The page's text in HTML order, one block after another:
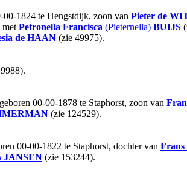
00-1824 te Hengstdijk, zoon van Pieter de
met Petronella Francisca (Pieternella) BUIJS
de HAAN (zie 49975).
00-00-1878 te Staphorst, zoon van
(zie 124529).
00-00-1822 te Staphorst, dochter van Frans
JANSEN (zie 153244).